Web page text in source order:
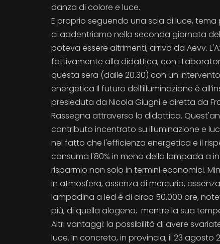
danza di colore e luce.
E proprio seguendo una scia di luce, tema
ci addentriamo nella seconda giornata
poteva essere altrimenti, arriva da Aevv.
fattivamente alla didattica, con i
questa sera (dalle 20.30) con un
energetica Il futuro dell’illuminazione è
presieduta da Nicola Giugni e diretta da
Rassegna attraverso la didattica.
contributo incentrato su illuminazione e
nel fatto che l'efficienza energetica e il
consuma l'80% in meno della lampada a
risparmio non solo in termini economici.
in atmosfera, assenza di mercurio,
lampadina a led è di circa 50.000 ore,
più, di quella alogena, mentre la sua
Altri vantaggi: la possibilità di avere
luce. In concreto, in provincia, il 23